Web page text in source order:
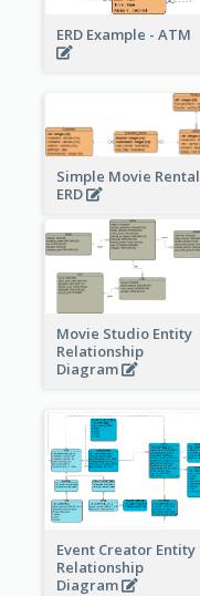
ERD Example - ATM
Simple Movie Rental
ERD
Movie Studio Entity
Relationship
Diagram
Event Creator Entity
Relationship
Diagram